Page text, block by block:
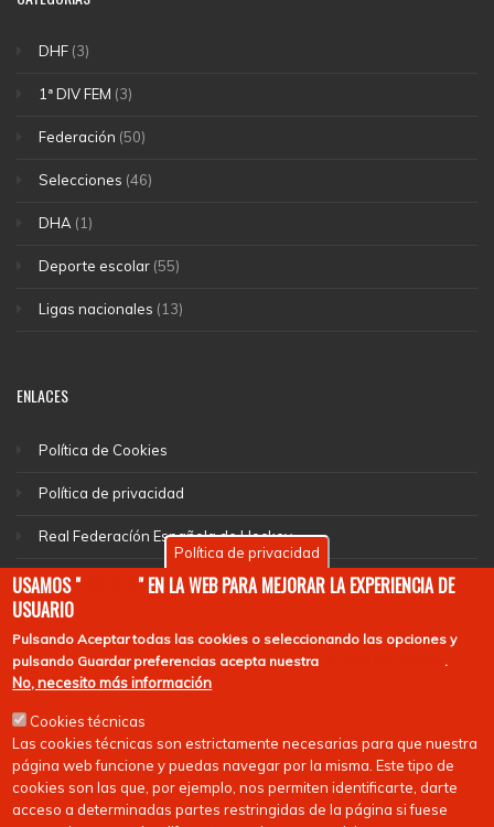
DHF (3)
1ª DIV FEM (3)
Federación (50)
Selecciones (46)
DHA (1)
Deporte escolar (55)
Ligas nacionales (13)
ENLACES
Política de Cookies
Política de privacidad
Real Federacíón Española de Hockey
EuroHockey
Política de privacidad
USAMOS "COOKIES " EN LA WEB PARA MEJORAR LA EXPERIENCIA DE
USUARIO
PulsandoAceptar todas las cookies o seleccionando las opciones y
pulsando Guardar preferencias acepta nuestra .
No, necesito más información
Cookies técnicas
Las cookies técnicas son estrictamente necesarias para que nuestra
página web funcione y puedas navegar por la misma. Este tipo de
cookies son las que, por ejemplo, nos permiten identificarte, darte
acceso a determinadas partes restringidas de la página si fuese